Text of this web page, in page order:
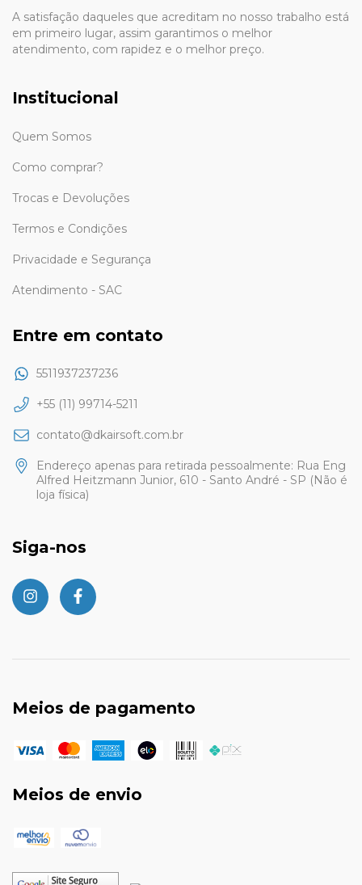
A satisfação daqueles que acreditam no nosso trabalho está
em primeiro lugar, assim garantimos o melhor
atendimento, com rapidez e o melhor preço.
Institucional
Quem Somos
Como comprar?
Trocas e Devoluções
Termos e Condições
Privacidade e Segurança
Atendimento - SAC
Entre em contato
5511937237236
+55 (11) 99714-5211
contato@dkairsoft.com.br
Endereço apenas para retirada pessoalmente: Rua Eng
Alfred Heitzmann Junior, 610 - Santo André - SP (Não é
loja física)
Siga-nos
Meios de pagamento
Meios de envio